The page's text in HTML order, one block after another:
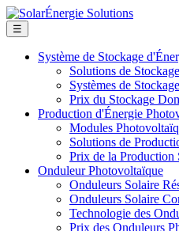
☰
Système de Stockage
Solutions de
Systèmes de
Prix du Stockage
Production d'Énergie
Modules
Solutions de
Prix de la Production
Onduleur Photovoltaïque
Onduleurs Solaire
Onduleurs Solaire
Technologie des
Prix des Onduleurs